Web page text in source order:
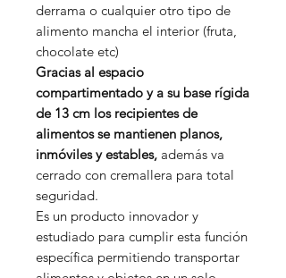
derrama o cualquier otro tipo de
alimento mancha el interior (fruta,
chocolate etc)
Gracias al espacio
compartimentado y a su base rígida
de 13 cm los recipientes de
alimentos se mantienen planos,
inmóviles y estables, además va
cerrado con cremallera para total
seguridad.
Es un producto innovador y
estudiado para cumplir esta función
específica permitiendo transportar